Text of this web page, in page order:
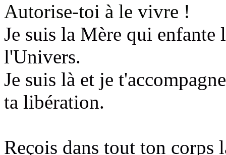
Autorise-toi à le vivre !
Je suis la Mère qui enfante
l'Univers.
Je suis là et je
ta libération.
Reçois dans tout ton corps